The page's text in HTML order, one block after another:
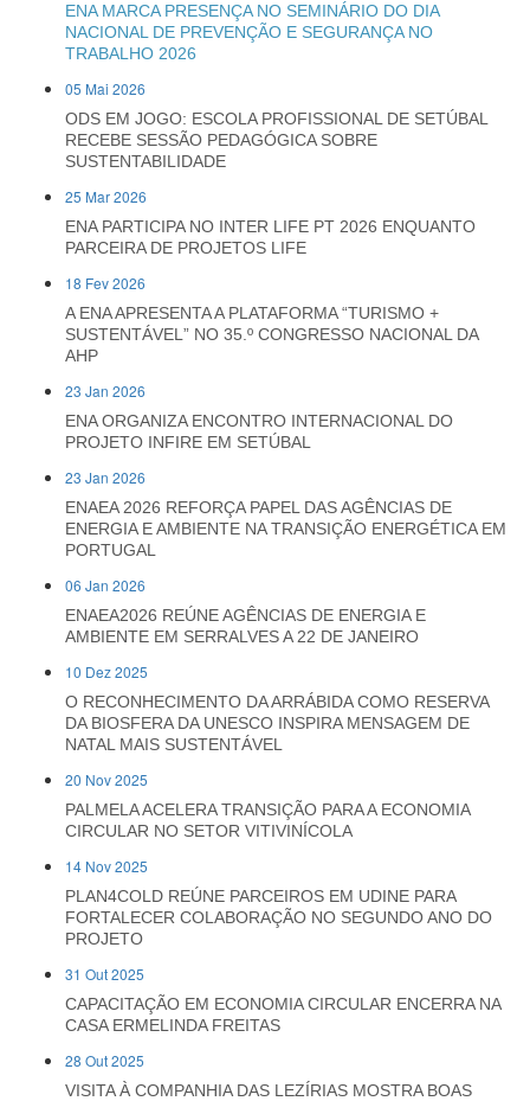
ENA MARCA PRESENÇA NO SEMINÁRIO DO DIA
NACIONAL DE PREVENÇÃO E SEGURANÇA NO
TRABALHO 2026
05 Mai 2026
ODS EM JOGO: ESCOLA PROFISSIONAL DE SETÚBAL
RECEBE SESSÃO PEDAGÓGICA SOBRE
SUSTENTABILIDADE
25 Mar 2026
ENA PARTICIPA NO INTER LIFE PT 2026 ENQUANTO
PARCEIRA DE PROJETOS LIFE
18 Fev 2026
A ENA APRESENTA A PLATAFORMA “TURISMO +
SUSTENTÁVEL” NO 35.º CONGRESSO NACIONAL DA
AHP
23 Jan 2026
ENA ORGANIZA ENCONTRO INTERNACIONAL DO
PROJETO INFIRE EM SETÚBAL
23 Jan 2026
ENAEA 2026 REFORÇA PAPEL DAS AGÊNCIAS DE
ENERGIA E AMBIENTE NA TRANSIÇÃO ENERGÉTICA EM
PORTUGAL
06 Jan 2026
ENAEA2026 REÚNE AGÊNCIAS DE ENERGIA E
AMBIENTE EM SERRALVES A 22 DE JANEIRO
10 Dez 2025
O RECONHECIMENTO DA ARRÁBIDA COMO RESERVA
DA BIOSFERA DA UNESCO INSPIRA MENSAGEM DE
NATAL MAIS SUSTENTÁVEL
20 Nov 2025
PALMELA ACELERA TRANSIÇÃO PARA A ECONOMIA
CIRCULAR NO SETOR VITIVINÍCOLA
14 Nov 2025
PLAN4COLD REÚNE PARCEIROS EM UDINE PARA
FORTALECER COLABORAÇÃO NO SEGUNDO ANO DO
PROJETO
31 Out 2025
CAPACITAÇÃO EM ECONOMIA CIRCULAR ENCERRA NA
CASA ERMELINDA FREITAS
28 Out 2025
VISITA À COMPANHIA DAS LEZÍRIAS MOSTRA BOAS